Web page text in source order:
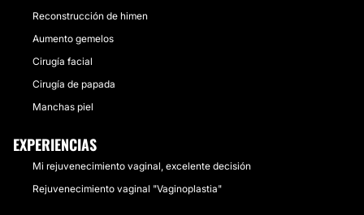
Reconstrucción de himen
Aumento gemelos
Cirugía facial
Cirugía de papada
Manchas piel
EXPERIENCIAS
Mi rejuvenecimiento vaginal, excelente decisión
Rejuvenecimiento vaginal "Vaginoplastia"